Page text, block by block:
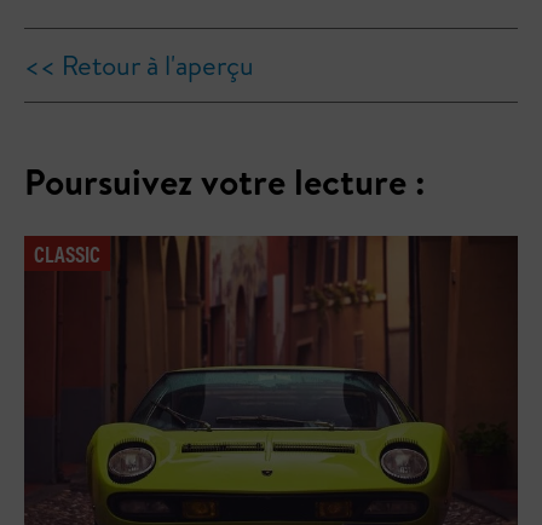
<< Retour à l'aperçu
Poursuivez votre lecture :
CLASSIC